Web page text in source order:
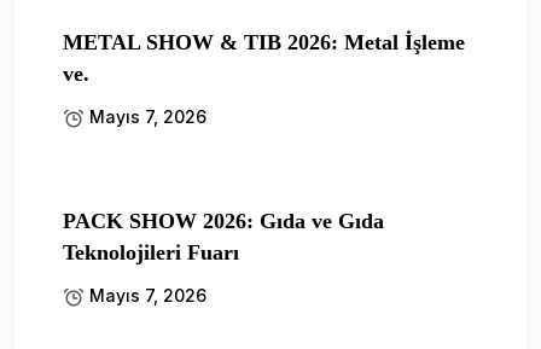
METAL SHOW & TIB 2026: Metal İşleme
ve.
Mayıs 7, 2026
PACK SHOW 2026: Gıda ve Gıda
Teknolojileri Fuarı
Mayıs 7, 2026